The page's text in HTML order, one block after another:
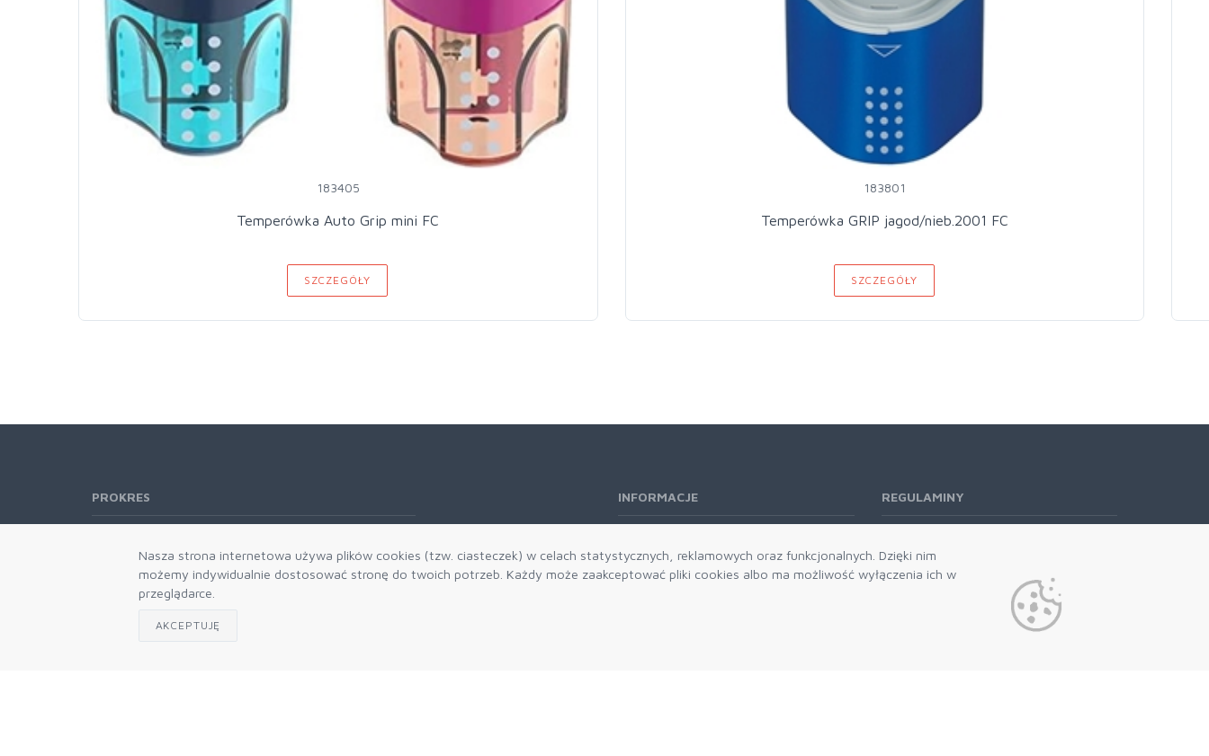
Nasza strona internetowa używa plików cookies (tzw. ciasteczek) w celach statystycznych, reklamowych oraz funkcjonalnych. Dzięki nim
możemy indywidualnie dostosować stronę do twoich potrzeb. Każdy może zaakceptować pliki cookies albo ma możliwość wyłączenia ich w
przeglądarce.
AKCEPTUJĘ
183405
Temperówka Auto Grip mini FC
SZCZEGÓŁY
183801
Temperówka GRIP jagod/nieb.2001 FC
SZCZEGÓŁY
PROKRES
61 866-92-98
666-021-660
Dział handlowy email: prokres@prokres.pl
INFORMACJE
Kontakt
REGULAMINY